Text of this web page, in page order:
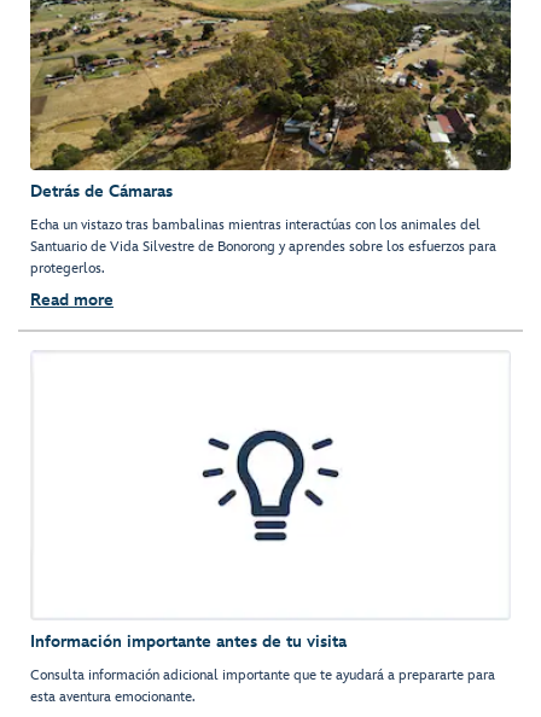
Detrás de Cámaras
Echa un vistazo tras bambalinas mientras interactúas con los animales del
Santuario de Vida Silvestre de Bonorong y aprendes sobre los esfuerzos para
protegerlos.
Read more
Información importante antes de tu visita
Consulta información adicional importante que te ayudará a prepararte para
esta aventura emocionante.